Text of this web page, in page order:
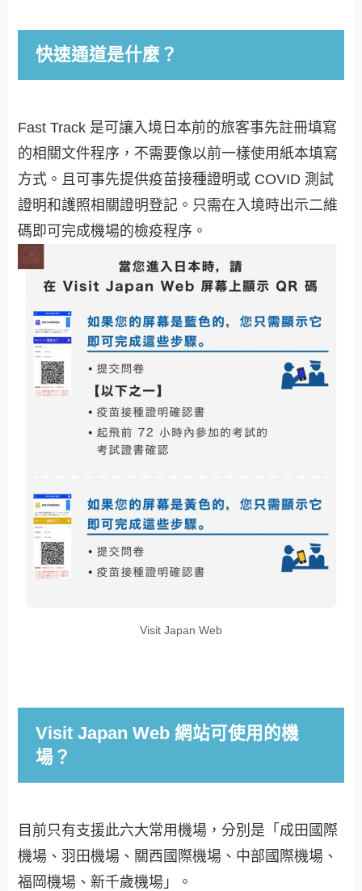
快速通道是什麼？
Fast Track 是可讓入境日本前的旅客事先註冊填寫
的相關文件程序，不需要像以前一樣使用紙本填寫
方式。且可事先提供疫苗接種證明或 COVID 測試
證明和護照相關證明登記。只需在入境時出示二維
碼即可完成機場的檢疫程序。
Visit Japan Web
Visit Japan Web 網站可使用的機
場？
目前只有支援此六大常用機場，分別是「成田國際
機場、羽田機場、關西國際機場、中部國際機場、
福岡機場、新千歲機場」。